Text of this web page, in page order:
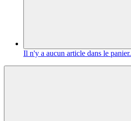
Il n'y a aucun article dans le panier.